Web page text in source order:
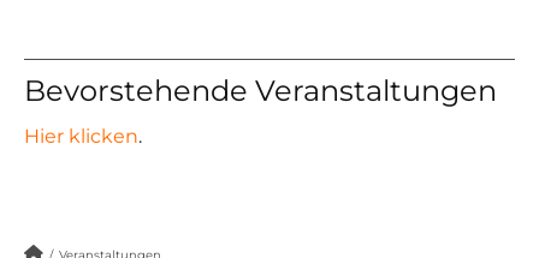
Bevorstehende Veranstaltungen
Hier klicken.